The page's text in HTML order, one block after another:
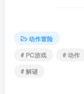
动作冒险
# PC游戏
# 动作
# 解谜